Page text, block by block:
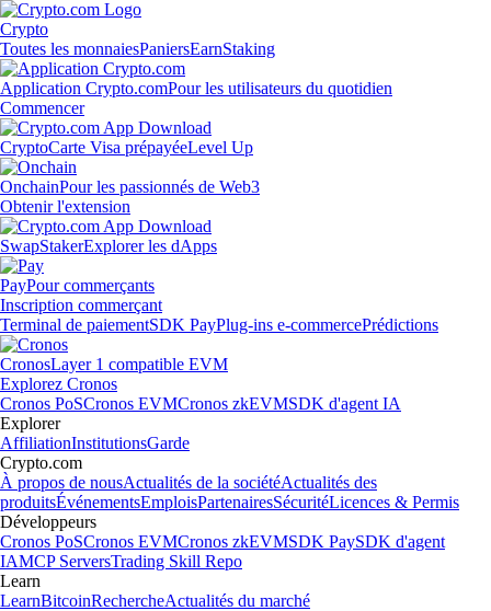
Crypto
Toutes les monnaiesPaniersEarnStaking
Application Crypto.comPour les utilisateurs du quotidien
Commencer
CryptoCarte Visa prépayéeLevel Up
OnchainPour les passionnés de Web3
Obtenir l'extension
SwapStakerExplorer les dApps
PayPour commerçants
Inscription commerçant
Terminal de paiementSDK PayPlug-ins e-commercePrédictions
CronosLayer 1 compatible EVM
Explorez Cronos
Cronos PoSCronos EVMCronos zkEVMSDK d'agent IA
Explorer
AffiliationInstitutionsGarde
Crypto.com
À propos de nousActualités de la sociétéActualités des
produitsÉvénementsEmploisPartenairesSécuritéLicences & Permis
Développeurs
Cronos PoSCronos EVMCronos zkEVMSDK PaySDK d'agent
IAMCP ServersTrading Skill Repo
Learn
LearnBitcoinRechercheActualités du marché